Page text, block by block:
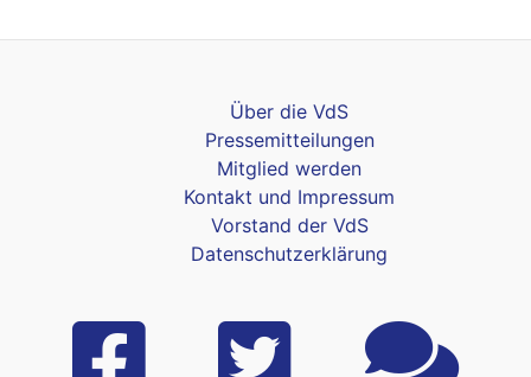
Über die VdS
Pressemitteilungen
Mitglied werden
Kontakt und Impressum
Vorstand der VdS
Datenschutzerklärung